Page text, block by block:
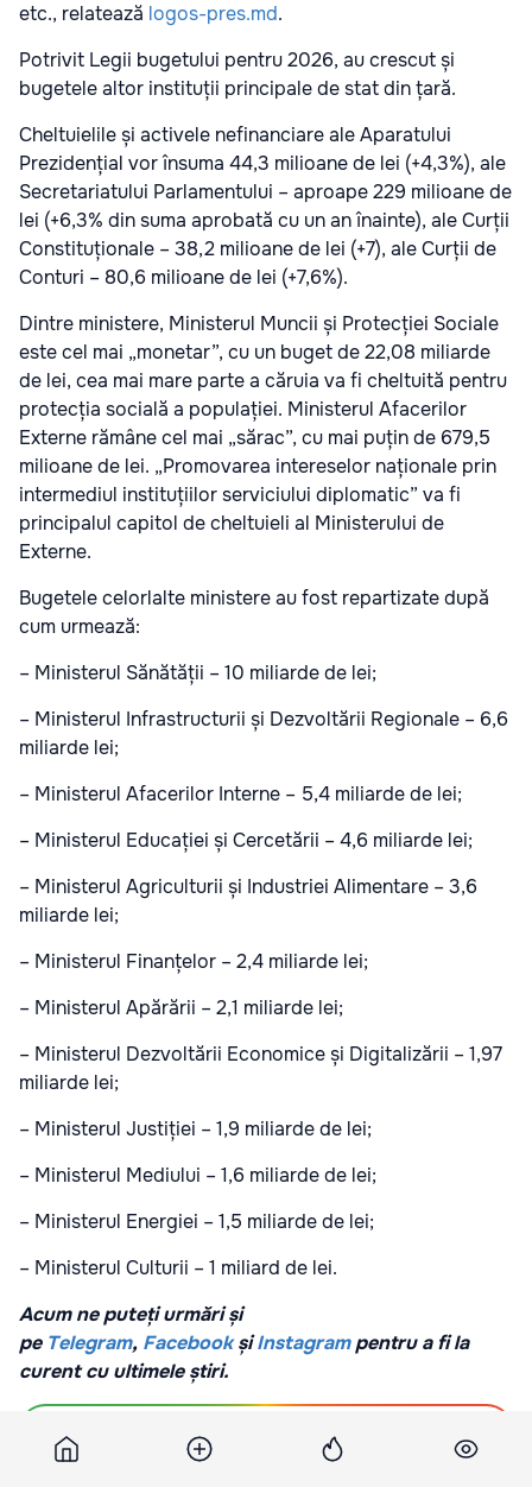
etc., relatează logos-pres.md.
Potrivit Legii bugetului pentru 2026, au crescut și
bugetele altor instituții principale de stat din țară.
Cheltuielile și activele nefinanciare ale Aparatului
Prezidențial vor însuma 44,3 milioane de lei (+4,3%), ale
Secretariatului Parlamentului – aproape 229 milioane de
lei (+6,3% din suma aprobată cu un an înainte), ale Curții
Constituționale – 38,2 milioane de lei (+7), ale Curții de
Conturi – 80,6 milioane de lei (+7,6%).
Dintre ministere, Ministerul Muncii și Protecției Sociale
este cel mai „monetar”, cu un buget de 22,08 miliarde
de lei, cea mai mare parte a căruia va fi cheltuită pentru
protecția socială a populației. Ministerul Afacerilor
Externe rămâne cel mai „sărac”, cu mai puțin de 679,5
milioane de lei. „Promovarea intereselor naționale prin
intermediul instituțiilor serviciului diplomatic” va fi
principalul capitol de cheltuieli al Ministerului de
Externe.
Bugetele celorlalte ministere au fost repartizate după
cum urmează:
– Ministerul Sănătății – 10 miliarde de lei;
– Ministerul Infrastructurii și Dezvoltării Regionale – 6,6
miliarde lei;
– Ministerul Afacerilor Interne – 5,4 miliarde de lei;
– Ministerul Educației și Cercetării – 4,6 miliarde lei;
– Ministerul Agriculturii și Industriei Alimentare – 3,6
miliarde lei;
– Ministerul Finanțelor – 2,4 miliarde lei;
– Ministerul Apărării – 2,1 miliarde lei;
– Ministerul Dezvoltării Economice și Digitalizării – 1,97
miliarde lei;
– Ministerul Justiției – 1,9 miliarde de lei;
– Ministerul Mediului – 1,6 miliarde de lei;
– Ministerul Energiei – 1,5 miliarde de lei;
– Ministerul Culturii – 1 miliard de lei.
Acum ne puteți urmări și
pe Telegram, Facebook șiInstagrampentru a fi la
curent cu ultimele știri.
Abonați-vă la știrile Point.md pe Google